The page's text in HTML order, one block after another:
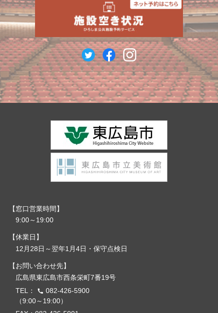
窓口営業時間
9:00～19:00
休業日
12月28日～翌年1月4日・保守点検日
お問い合わせ先
広島県東広島市西条栄町7番19号
TEL：
call 082-426-5900
（9:00～19:00）